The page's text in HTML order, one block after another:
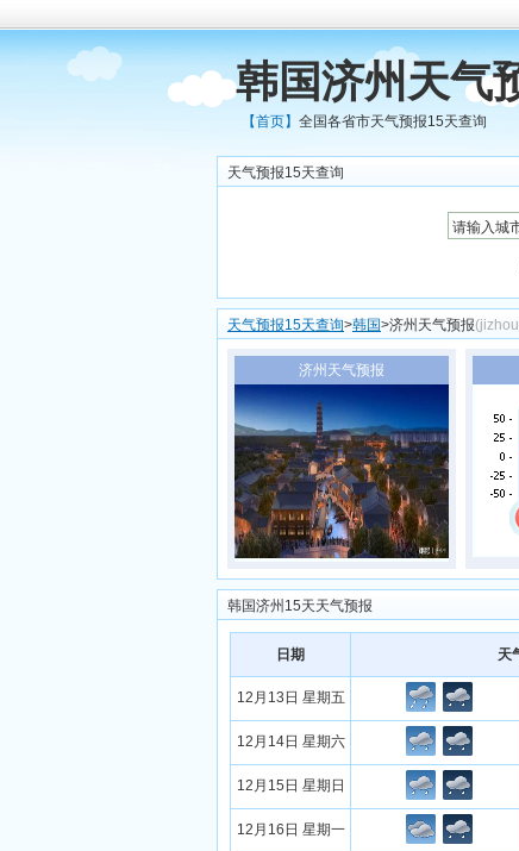
韩国济州天气
【首页】 全国各省市天气预报15天查询
天气预报15天查询
天气预报15天查询>韩国>济州天气预报
济州天气预报
韩国济州15天天气预报
日期 天
12月13日 星期五
12月14日 星期六
12月15日 星期日
12月16日 星期一